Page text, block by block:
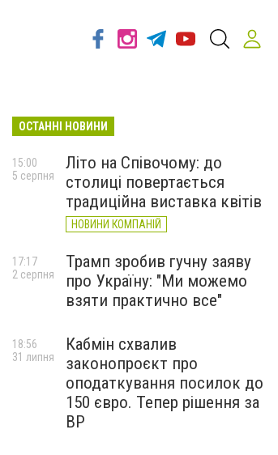
ОСТАННІ НОВИНИ
Літо на Співочому: до
столиці повертається
традиційна виставка квітів
НОВИНИ КОМПАНІЙ
15:00
5 серпня
Трамп зробив гучну заяву
про Україну: "Ми можемо
взяти практично все"
17:17
2 серпня
Кабмін схвалив
законопроєкт про
оподаткування посилок до
150 євро. Тепер рішення за
ВР
18:56
31 липня